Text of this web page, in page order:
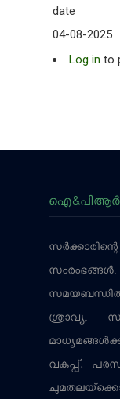
date
04-08-2025
Log in to
ശ്രാവ്യ,
വകുപ്പ്.